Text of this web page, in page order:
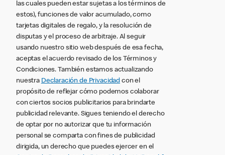
las cuales pueden estar sujetas a los términos de
estos), funciones de valor acumulado, como
tarjetas digitales de regalo, y la resolución de
disputas y el proceso de arbitraje. Al seguir
usando nuestro sitio web después de esa fecha,
aceptas el acuerdo revisado de los Términos y
Condiciones. También estamos actualizando
nuestra Declaración de Privacidad con el
propósito de reflejar cómo podemos colaborar
con ciertos socios publicitarios para brindarte
publicidad relevante. Sigues teniendo el derecho
de optar por no autorizar que tu información
personal se comparta con fines de publicidad
dirigida, un derecho que puedes ejercer en el